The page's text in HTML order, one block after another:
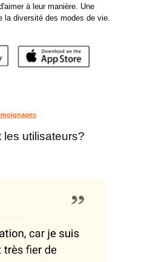
à leur manière. Une
la diversité des modes de vie.
les utilisateurs?